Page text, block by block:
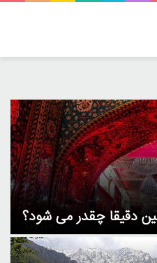
دقیقا چقدر می شود؟